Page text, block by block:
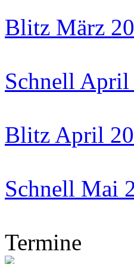
Blitz März
Schnell April
Blitz April
Schnell Mai
Termine